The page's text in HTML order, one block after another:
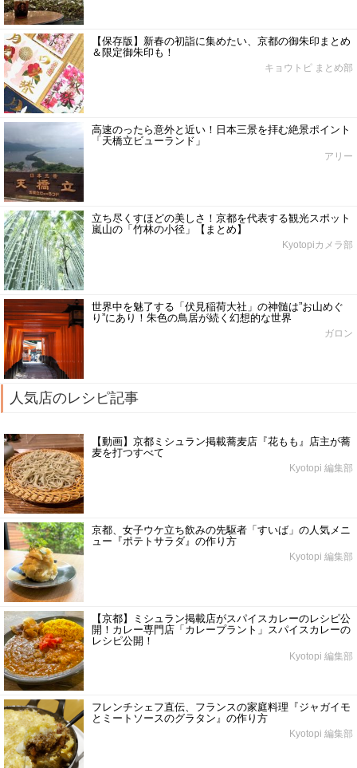
【保存版】新春の初詣に集めたい、京都の御朱印まとめ
＆限定御朱印も！
キョウトピ まとめ部
高速のったら意外と近い！日本三景を拝む絶景ポイント
「天橋立ビューランド」
アリー
立ち尽くすほどの美しさ！京都を代表する観光スポット
嵐山の「竹林の小径」【まとめ】
Kyotopiカメラ部
世界中を魅了する「伏見稲荷大社」の神髄は”お山めぐ
り”にあり！朱色の鳥居が続く幻想的な世界
ガロン
人気店のレシピ記事
【動画】京都ミシュラン掲載蕎麦店『花もも』店主が蕎
麦を打つすべて
Kyotopi 編集部
京都、女子ウケ立ち飲みの先駆者「すいば」の人気メニ
ュー『ポテトサラダ』の作り方
Kyotopi 編集部
【京都】ミシュラン掲載店がスパイスカレーのレシピ公
開！カレー専門店「カレープラント」スパイスカレーの
レシピ公開！
Kyotopi 編集部
フレンチシェフ直伝、フランスの家庭料理『ジャガイモ
とミートソースのグラタン』の作り方
Kyotopi 編集部